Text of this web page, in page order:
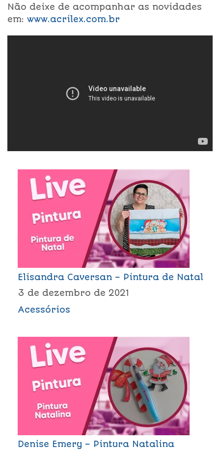
Não deixe de acompanhar as novidades
em: www.acrilex.com.br
Elisandra Caversan – Pintura de Natal
3 de dezembro de 2021
Acessórios
Denise Emery – Pintura Natalina